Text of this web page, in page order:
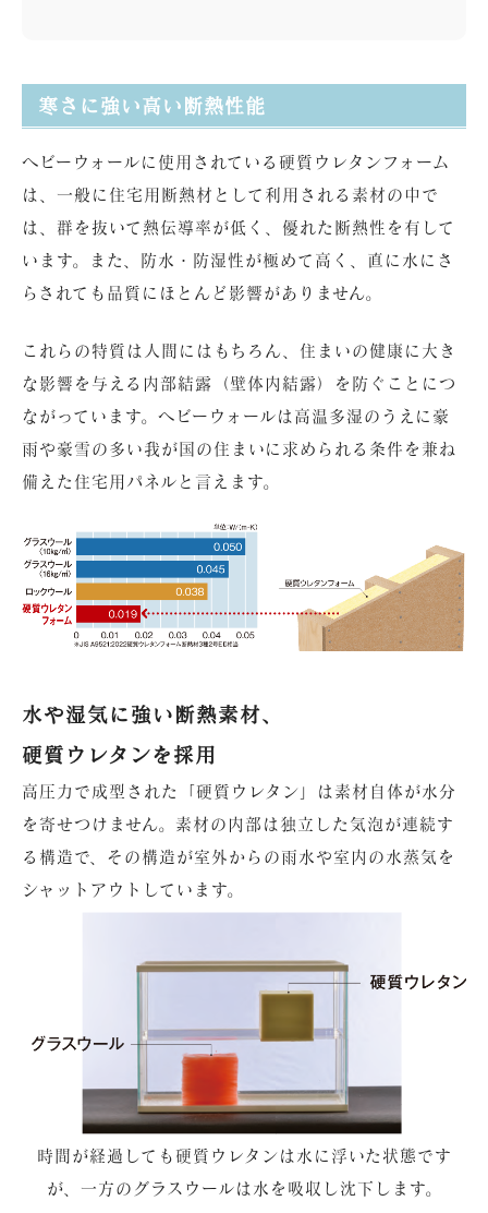
寒さに強い高い断熱性能
ヘビーウォールに使用されている硬質ウレタンフォーム
は、一般に住宅用断熱材として利用される素材の中で
は、群を抜いて熱伝導率が低く、優れた断熱性を有して
います。また、防水・防湿性が極めて高く、直に水にさ
らされても品質にほとんど影響がありません。
これらの特質は人間にはもちろん、住まいの健康に大き
な影響を与える内部結露（壁体内結露）を防ぐことにつ
ながっています。ヘビーウォールは高温多湿のうえに豪
雨や豪雪の多い我が国の住まいに求められる条件を兼ね
備えた住宅用パネルと言えます。
水や湿気に強い断熱素材、
硬質ウレタンを採用
高圧力で成型された「硬質ウレタン」は素材自体が水分
を寄せつけません。素材の内部は独立した気泡が連続す
る構造で、その構造が室外からの雨水や室内の水蒸気を
シャットアウトしています。
時間が経過しても硬質ウレタンは水に浮いた状態です
が、一方のグラスウールは水を吸収し沈下します。